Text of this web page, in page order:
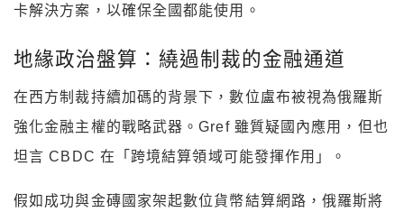
卡解決方案，以確保全國都能使用。
地緣政治盤算：繞過制裁的金融通道
在西方制裁持續加碼的背景下，數位盧布被視為俄羅斯
強化金融主權的戰略武器。Gref 雖質疑國內應用，但也
坦言 CBDC 在「跨境結算領域可能發揮作用」。
假如成功與金磚國家架起數位貨幣結算網路，俄羅斯將